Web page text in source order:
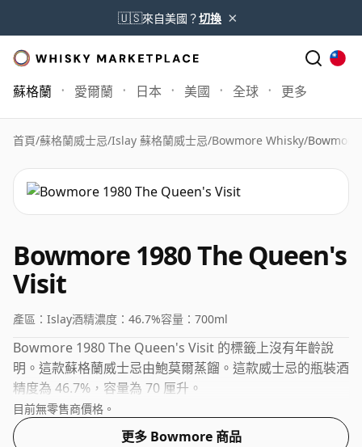
🇺🇸來自美國？切換 ×
蘇格蘭 愛爾蘭 日本 美國 全球 更多
首頁/蘇格蘭威士忌/Islay 蘇格蘭威士忌/Bowmore Whisky/
Bowmore 1980 The Queen's
Visit
產區： Islay酒精濃度： 46.7%容量： 700ml
Bowmore 1980 The Queen's Visit 的標籤上沒有年齡說
明。這款蘇格蘭威士忌由鮑莫爾蒸餾。這款威士忌的瓶裝酒
精度為 46.7%，容量為 70 厘升。
目前無零售商價格。
更多 Bowmore 商品